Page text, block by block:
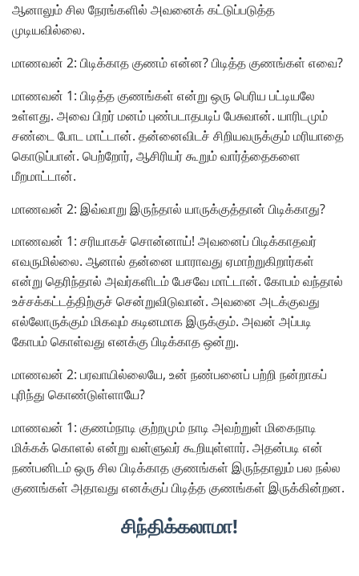
ஆனாலும் சில நேரங்களில் அவனைக் கட்டுப்படுத்த
முடியவில்லை.
மாணவன் 2: பிடிக்காத குணம் என்ன? பிடித்த குணங்கள் எவை?
மாணவன் 1: பிடித்த குணங்கள் என்று ஒரு பெரிய பட்டியலே
உள்ளது. அவை பிறர் மனம் புண்படாதபடிப் பேசுவான். யாரிடமும்
சண்டை போட மாட்டான். தன்னைவிடச் சிறியவருக்கும் மரியாதை
கொடுப்பான். பெற்றோர், ஆசிரியர் கூறும் வார்த்தைகளை
மீறமாட்டான்.
மாணவன் 2: இவ்வாறு இருந்தால் யாருக்குத்தான் பிடிக்காது?
மாணவன் 1: சரியாகச் சொன்னாய்! அவனைப் பிடிக்காதவர்
எவருமில்லை. ஆனால் தன்னை யாராவது ஏமாற்றுகிறார்கள்
என்று தெரிந்தால் அவர்களிடம் பேசவே மாட்டான். கோபம் வந்தால்
உச்சக்கட்டத்திற்குச் சென்றுவிடுவான். அவனை அடக்குவது
எல்லோருக்கும் மிகவும் கடினமாக இருக்கும். அவன் அப்படி
கோபம் கொள்வது எனக்கு பிடிக்காத ஒன்று.
மாணவன் 2: பரவாயில்லையே, உன் நண்பனைப் பற்றி நன்றாகப்
புரிந்து கொண்டுள்ளாயே?
மாணவன் 1: குணம்நாடி குற்றமும் நாடி அவற்றுள் மிகைநாடி
மிக்கக் கொளல் என்று வள்ளுவர் கூறியுள்ளார். அதன்படி என்
நண்பனிடம் ஒரு சில பிடிக்காத குணங்கள் இருந்தாலும் பல நல்ல
குணங்கள் அதாவது எனக்குப் பிடித்த குணங்கள் இருக்கின்றன.
சிந்திக்கலாமா!